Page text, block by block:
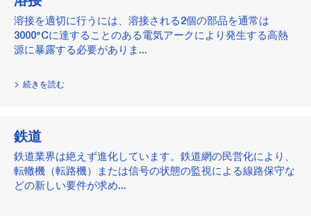
溶接を適切に行うには、溶接される2個の部品を通常は
3000°Cに達することのある電気アークにより発生する高熱
源に暴露する必要がありま...
続きを読む
鉄道
鉄道業界は絶えず進化しています。鉄道網の民営化により、
転轍機（転路機）または信号の状態の監視による線路保守な
どの新しい要件が求め...